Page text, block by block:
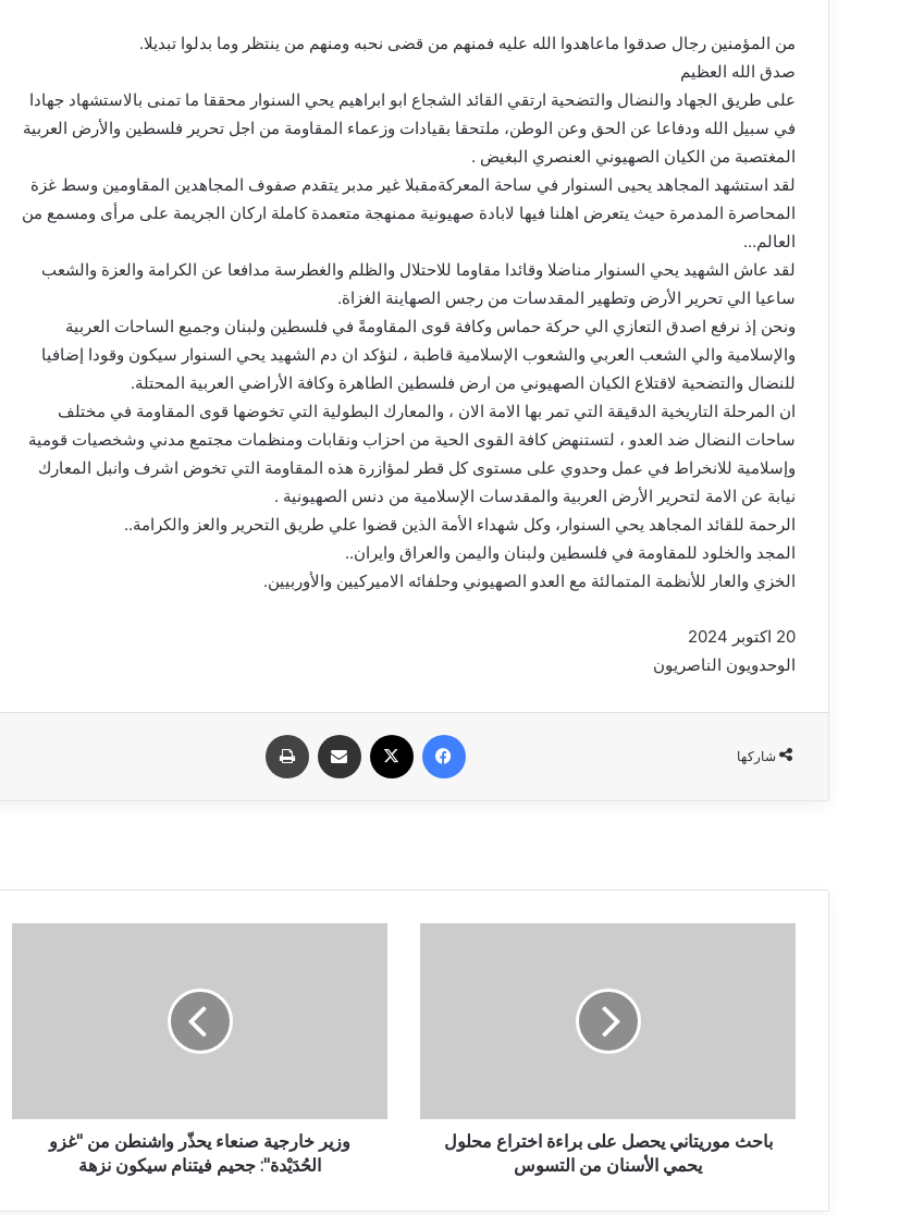
من المؤمنين رجال صدقوا ماعاهدوا الله عليه فمنهم من قضى نحبه ومنهم من ينتظر وما بدلوا تبديلا.
صدق الله العظيم
على طريق الجهاد والنضال والتضحية ارتقي القائد الشجاع ابو ابراهيم يحي السنوار محققا ما تمنى بالاستشهاد جهادا
في سبيل الله ودفاعا عن الحق وعن الوطن، ملتحقا بقيادات وزعماء المقاومة من اجل تحرير فلسطين والأرض العربية
المغتصبة من الكيان الصهيوني العنصري البغيض .
لقد استشهد المجاهد يحيى السنوار في ساحة المعركةمقبلا غير مدبر يتقدم صفوف المجاهدين المقاومين وسط غزة
المحاصرة المدمرة حيث يتعرض اهلنا فيها لابادة صهيونية ممنهجة متعمدة كاملة اركان الجريمة على مرأى ومسمع من
العالم…
لقد عاش الشهيد يحي السنوار مناضلا وقائدا مقاوما للاحتلال والظلم والغطرسة مدافعا عن الكرامة والعزة والشعب
ساعيا الي تحرير الأرض وتطهير المقدسات من رجس الصهاينة الغزاة.
ونحن إذ نرفع اصدق التعازي الي حركة حماس وكافة قوى المقاومةً في فلسطين ولبنان وجميع الساحات العربية
والإسلامية والي الشعب العربي والشعوب الإسلامية قاطبة ، لنؤكد ان دم الشهيد يحي السنوار سيكون وقودا إضافيا
للنضال والتضحية لاقتلاع الكيان الصهيوني من ارض فلسطين الطاهرة وكافة الأراضي العربية المحتلة.
ان المرحلة التاريخية الدقيقة التي تمر بها الامة الان ، والمعارك البطولية التي تخوضها قوى المقاومة في مختلف
ساحات النضال ضد العدو ، لتستنهض كافة القوى الحية من احزاب ونقابات ومنظمات مجتمع مدني وشخصيات قومية
وإسلامية للانخراط في عمل وحدوي على مستوى كل قطر لمؤازرة هذه المقاومة التي تخوض اشرف وانبل المعارك
نيابة عن الامة لتحرير الأرض العربية والمقدسات الإسلامية من دنس الصهيونية .
الرحمة للقائد المجاهد يحي السنوار، وكل شهداء الأمة الذين قضوا علي طريق التحرير والعز والكرامة..
المجد والخلود للمقاومة في فلسطين ولبنان واليمن والعراق وايران..
الخزي والعار للأنظمة المتمالئة مع العدو الصهيوني وحلفائه الاميركيين والأوربيين.
20 اكتوبر 2024
الوحدويون الناصريون
شاركها
فيسبوك مشاركة عبر البريد
باحث موريتاني يحصل على براءة اختراع محلول
يحمي الأسنان من التسوس
وزير خارجية صنعاء يحذّر واشنطن من "غزو
الحُدَيْدة": جحيم فيتنام سيكون نزهة